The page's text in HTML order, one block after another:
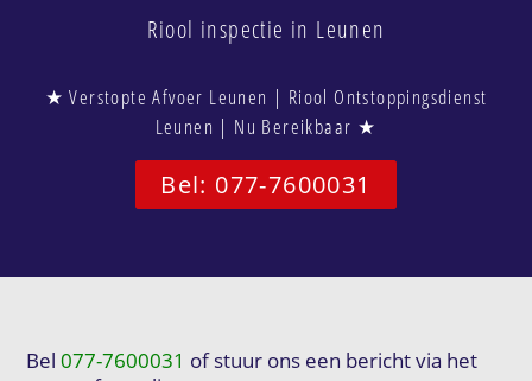
Riool inspectie in Leunen
★ Verstopte Afvoer Leunen | Riool Ontstoppingsdienst
Leunen | Nu Bereikbaar ★
Bel: 077-7600031
Bel077-7600031 of stuur ons een bericht via het